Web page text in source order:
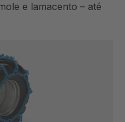
e lamacento – até